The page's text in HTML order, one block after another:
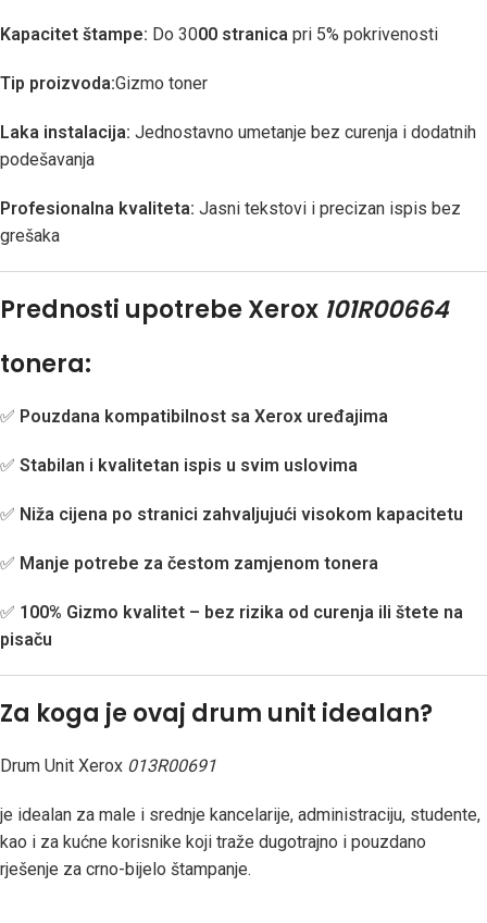
Kapacitet štampe: Do 3000 stranica pri 5% pokrivenosti
Tip proizvoda:Gizmo toner
Laka instalacija: Jednostavno umetanje bez curenja i dodatnih
podešavanja
Profesionalna kvaliteta: Jasni tekstovi i precizan ispis bez
grešaka
Prednosti upotrebe Xerox 101R00664
tonera:
✅ Pouzdana kompatibilnost sa Xerox uređajima
✅ Stabilan i kvalitetan ispis u svim uslovima
✅ Niža cijena po stranici zahvaljujući visokom kapacitetu
✅ Manje potrebe za čestom zamjenom tonera
✅ 100% Gizmo kvalitet – bez rizika od curenja ili štete na
pisaču
Za koga je ovaj drum unit idealan?
Drum Unit Xerox 013R00691
je idealan za male i srednje kancelarije, administraciju, studente,
kao i za kućne korisnike koji traže dugotrajno i pouzdano
rješenje za crno-bijelo štampanje.